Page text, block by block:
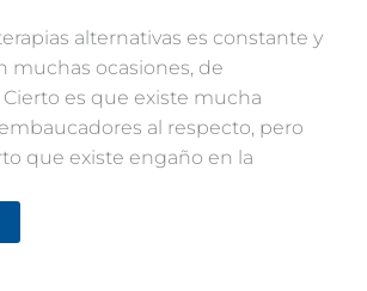
alternativas es constante y
muchas ocasiones, de
es que existe mucha
al respecto, pero
que existe engaño en la